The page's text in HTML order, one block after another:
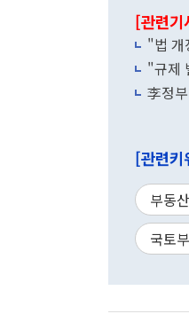
[관련기
"법 개
"규제
李정
[관련키
부동산
국토부